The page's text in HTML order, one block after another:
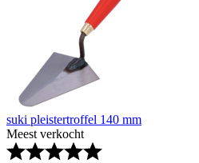
suki pleistertroffel 140 mm
Meest verkocht